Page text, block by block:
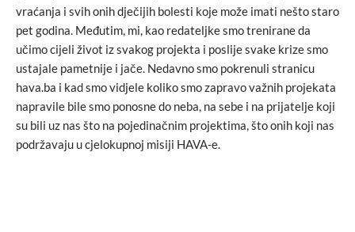
vraćanja i svih onih dječijih bolesti koje može imati nešto staro
pet godina. Međutim, mi, kao redateljke smo trenirane da
učimo cijeli život iz svakog projekta i poslije svake krize smo
ustajale pametnije i jače. Nedavno smo pokrenuli stranicu
hava.ba i kad smo vidjele koliko smo zapravo važnih projekata
napravile bile smo ponosne do neba, na sebe i na prijatelje koji
su bili uz nas što na pojedinačnim projektima, što onih koji nas
podržavaju u cjelokupnoj misiji HAVA-e.